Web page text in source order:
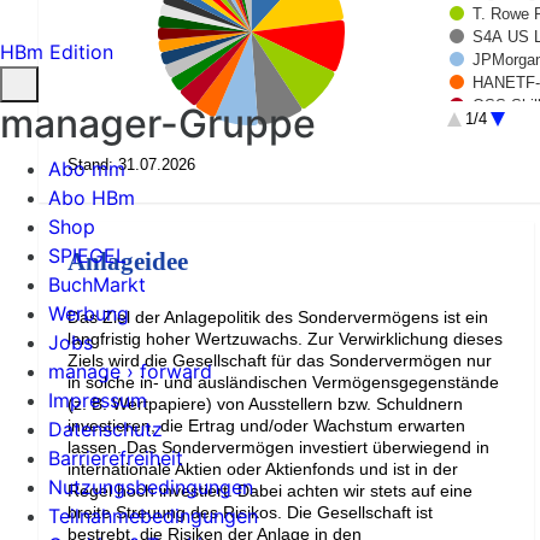
T. Rowe
S4A US
Quoniam
abrdn
CM-AM
AMUNDI
iShsII-
New
1/4
Stand: 31.07.2026
Anlageidee
Das Ziel der Anlagepolitik des Sondervermögens ist ein
langfristig hoher Wertzuwachs. Zur Verwirklichung dieses
Ziels wird die Gesellschaft für das Sondervermögen nur
in solche in- und ausländischen Vermögensgegenstände
(z. B. Wertpapiere) von Ausstellern bzw. Schuldnern
investieren, die Ertrag und/oder Wachstum erwarten
lassen. Das Sondervermögen investiert überwiegend in
internationale Aktien oder Aktienfonds und ist in der
Regel hoch investiert. Dabei achten wir stets auf eine
breite Streuung des Risikos. Die Gesellschaft ist
bestrebt, die Risiken der Anlage in den
HBm Edition
manager-Gruppe
Abo mm
Abo HBm
Shop
SPIEGEL
BuchMarkt
Werbung
Jobs
manage › forward
Impressum
Datenschutz
Barrierefreiheit
Nutzungsbedingungen
Teilnahmebedingungen